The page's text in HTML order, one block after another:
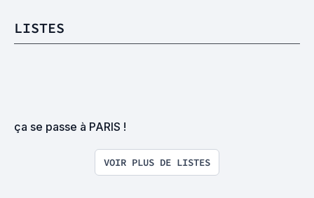
LISTES
ça se passe à PARIS !
VOIR PLUS DE LISTES